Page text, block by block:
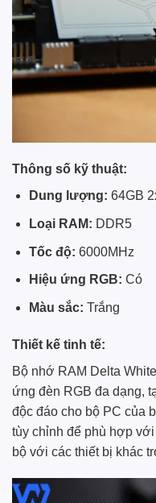
Thông số kỹ thuật:
Dung lượng: 64GB
Loại RAM: DDR5
Tốc độ: 6000MHz
Hiệu ứng RGB: Có
Màu sắc: Trắng
Thiết kế tinh tế:
Bộ nhớ RAM Delta
ứng đèn RGB đa dạng,
độc đáo cho bộ PC của
tùy chỉnh để phù hợp
bộ với các thiết bị khác